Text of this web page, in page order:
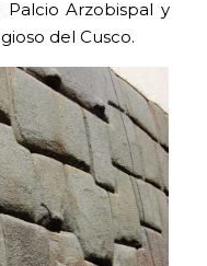
Arzobispal y
del Cusco.